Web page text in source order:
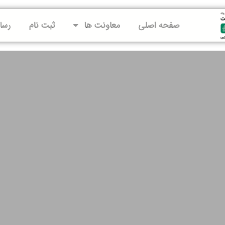
صفحه اصلی معاونت ها ثبت نام